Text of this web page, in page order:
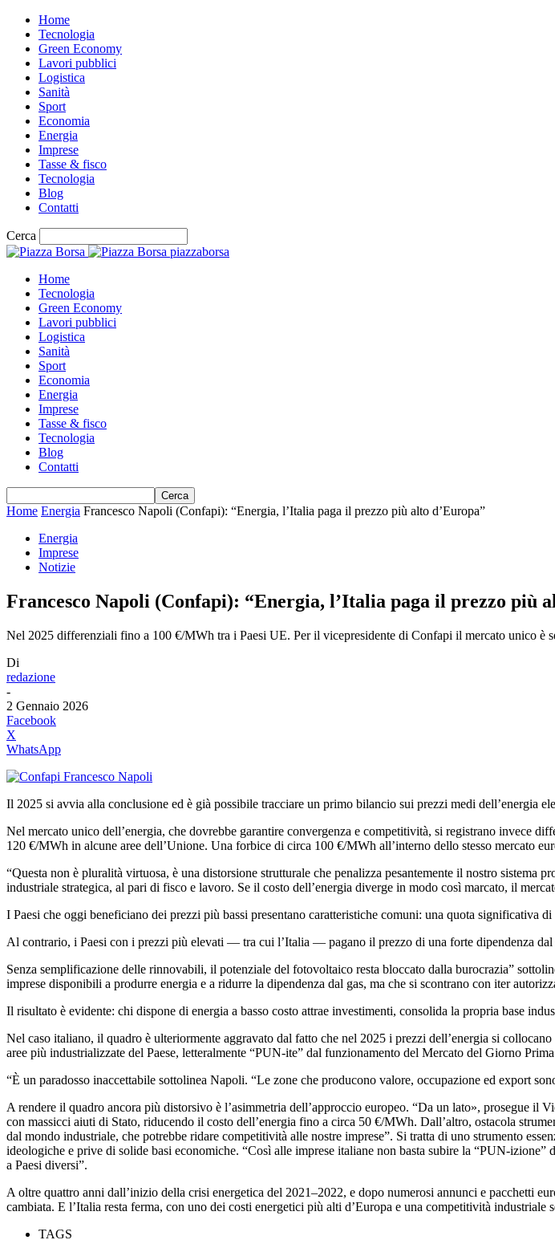
Home
Tecnologia
Green Economy
Lavori pubblici
Logistica
Sanità
Sport
Economia
Energia
Imprese
Tasse & fisco
Tecnologia
Blog
Contatti
Cerca
piazzaborsa
Home
Tecnologia
Green Economy
Lavori pubblici
Logistica
Sanità
Sport
Economia
Energia
Imprese
Tasse & fisco
Tecnologia
Blog
Contatti
Home Energia Francesco Napoli (Confapi): “Energia, l’Italia paga il prezzo più alto d’Europa”
Energia
Imprese
Notizie
Francesco Napoli (Confapi): “Energia, l’Italia paga il prezzo più
Nel 2025 differenziali fino a 100 €/MWh tra i Paesi UE. Per il vicepresidente di Confapi il mercato unico è
Di
redazione
-
2 Gennaio 2026
Facebook
X
WhatsApp
Il 2025 si avvia alla conclusione ed è già possibile tracciare un primo bilancio sui prezzi medi dell’energia
Nel mercato unico dell’energia, che dovrebbe garantire convergenza e competitività, si registrano invece
120 €/MWh in alcune aree dell’Unione. Una forbice di circa 100 €/MWh all’interno dello stesso mercato
“Questa non è pluralità virtuosa, è una distorsione strutturale che penalizza pesantemente il nostro
industriale strategica, al pari di fisco e lavoro. Se il costo dell’energia diverge in modo così marcato, il
I Paesi che oggi beneficiano dei prezzi più bassi presentano caratteristiche comuni: una quota
Al contrario, i Paesi con i prezzi più elevati — tra cui l’Italia — pagano il prezzo di una forte dipendenza
Senza semplificazione delle rinnovabili, il potenziale del fotovoltaico resta bloccato dalla burocrazia”
imprese disponibili a produrre energia e a ridurre la dipendenza dal gas, ma che si scontrano con iter
Il risultato è evidente: chi dispone di energia a basso costo attrae investimenti, consolida la propria base
Nel caso italiano, il quadro è ulteriormente aggravato dal fatto che nel 2025 i prezzi dell’energia si
aree più industrializzate del Paese, letteralmente “PUN-ite” dal funzionamento del Mercato del Giorno
“È un paradosso inaccettabile sottolinea Napoli. “Le zone che producono valore, occupazione ed export
A rendere il quadro ancora più distorsivo è l’asimmetria dell’approccio europeo. “Da un lato», prosegue il
con massicci aiuti di Stato, riducendo il costo dell’energia fino a circa 50 €/MWh. Dall’altro, ostacola
dal mondo industriale, che potrebbe ridare competitività alle nostre imprese”. Si tratta di uno strumento
ideologiche e prive di solide basi economiche. “Così alle imprese italiane non basta subire la “PUN-
a Paesi diversi”.
A oltre quattro anni dall’inizio della crisi energetica del 2021–2022, e dopo numerosi annunci e pacchetti
cambiata. E l’Italia resta ferma, con uno dei costi energetici più alti d’Europa e una competitività industriale
TAGS